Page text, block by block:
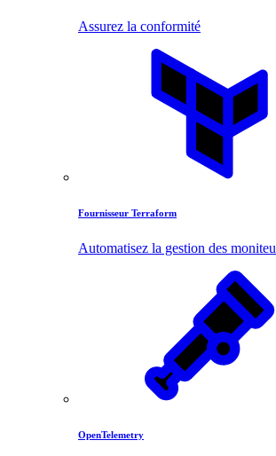
Assurez la conformité
Fournisseur Terraform
Automatisez la gestion des
OpenTelemetry